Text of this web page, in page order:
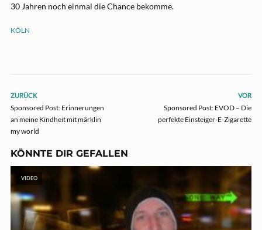
30 Jahren noch einmal die Chance bekomme.
KÖLN
ZURÜCK
Sponsored Post: Erinnerungen
an meine Kindheit mit märklin
my world
VOR
Sponsored Post: EVOD – Die
perfekte Einsteiger-E-Zigarette
KÖNNTE DIR GEFALLEN
VIDEO